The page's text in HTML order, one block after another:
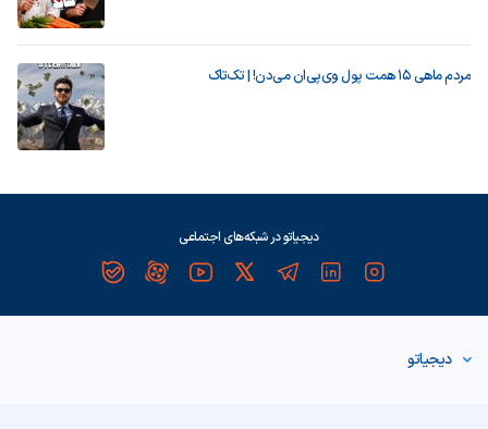
مردم ماهی ۱۵ همت پول وی‌پی‌ان می‌دن! | تک‌تاک
دیجیاتو در شبکه‌های اجتماعی
دیجیاتو